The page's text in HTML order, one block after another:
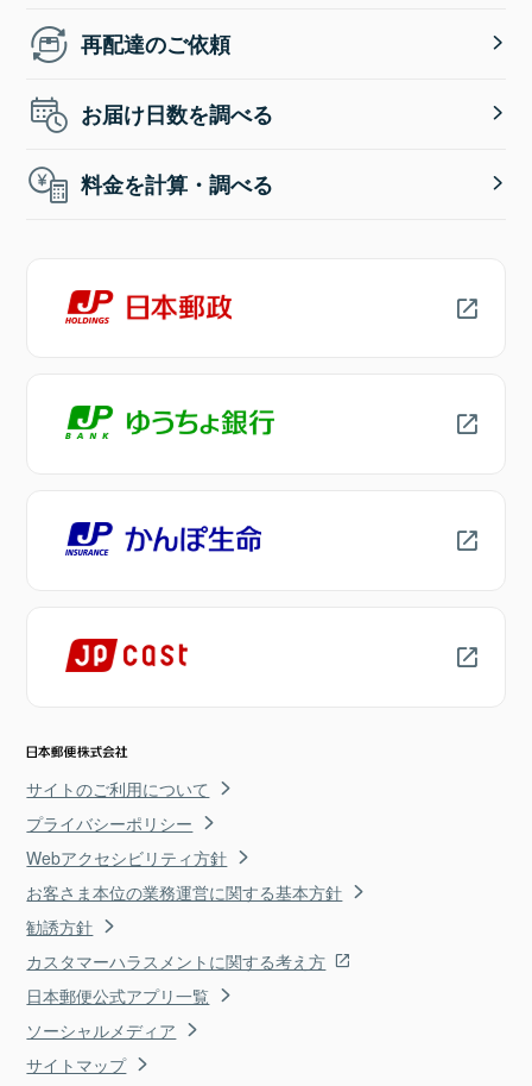
再配達のご依頼
お届け日数を調べる
料金を計算・調べる
サイトのご利用について
プライバシーポリシー
Webアクセシビリティ方針
お客さま本位の業務運営に関する基本方針
勧誘方針
カスタマーハラスメントに関する考え方
日本郵便公式アプリ一覧
ソーシャルメディア
サイトマップ